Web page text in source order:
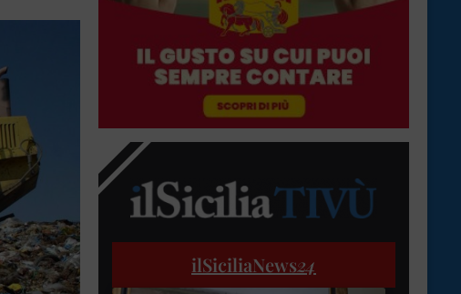
ilSiciliaNews24